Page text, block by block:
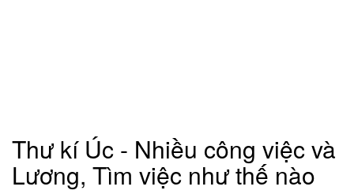
Thư kí Úc - Nhiều công việc và
Lương, Tìm việc như thế nào